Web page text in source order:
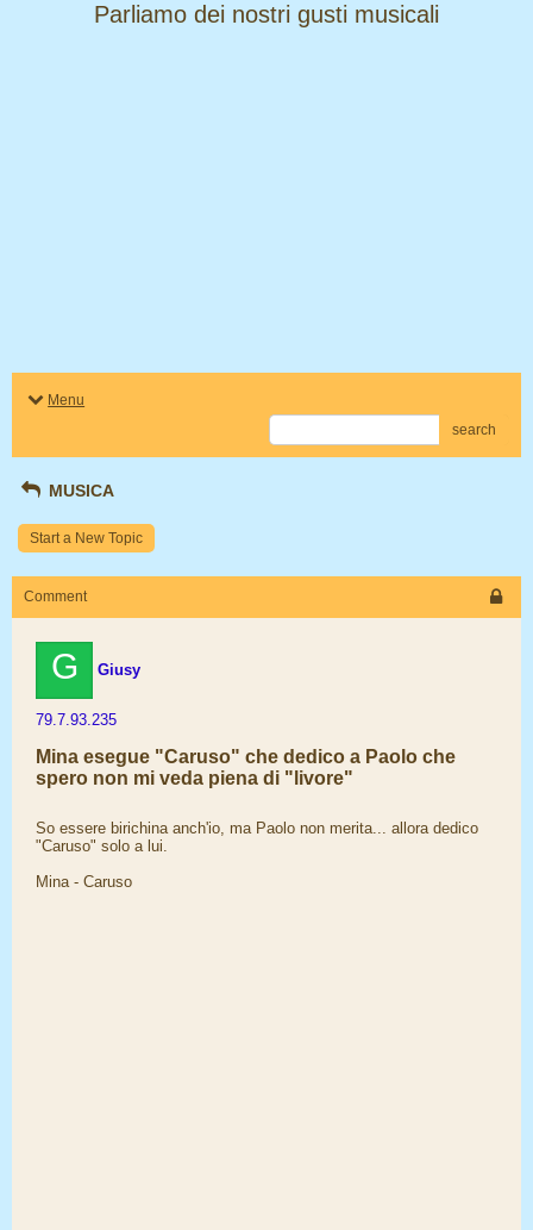
​​​​​​​Parliamo dei nostri gusti musicali
Menu
search
MUSICA
Start a New Topic
Comment
G Giusy
79.7.93.235
Mina esegue "Caruso" che dedico a Paolo che
spero non mi veda piena di "livore"
So essere birichina anch'io, ma Paolo non merita... allora dedico
"Caruso" solo a lui.
Mina - Caruso